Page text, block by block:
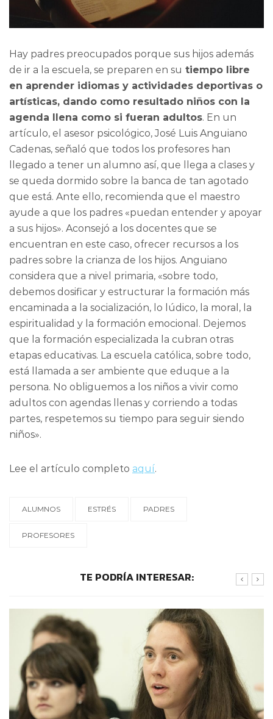
Hay padres preocupados porque sus hijos además
de ir a la escuela, se preparen en su tiempo libre
en aprender idiomas y actividades deportivas o
artísticas, dando como resultado niños con la
agenda llena como si fueran adultos. En un
artículo, el asesor psicológico, José Luis Anguiano
Cadenas, señaló que todos los profesores han
llegado a tener un alumno así, que llega a clases y
se queda dormido sobre la banca de tan agotado
que está. Ante ello, recomienda que el maestro
ayude a que los padres «puedan entender y apoyar
a sus hijos». Aconsejó a los docentes que se
encuentran en este caso, ofrecer recursos a los
padres sobre la crianza de los hijos. Anguiano
considera que a nivel primaria, «sobre todo,
debemos dosificar y estructurar la formación más
encaminada a la socialización, lo lúdico, la moral, la
espiritualidad y la formación emocional. Dejemos
que la formación especializada la cubran otras
etapas educativas. La escuela católica, sobre todo,
está llamada a ser ambiente que eduque a la
persona. No obliguemos a los niños a vivir como
adultos con agendas llenas y corriendo a todas
partes, respetemos su tiempo para seguir siendo
niños».
Lee el artículo completo aquí.
ALUMNOS ESTRÉS PADRES
PROFESORES
TE PODRÍA INTERESAR: